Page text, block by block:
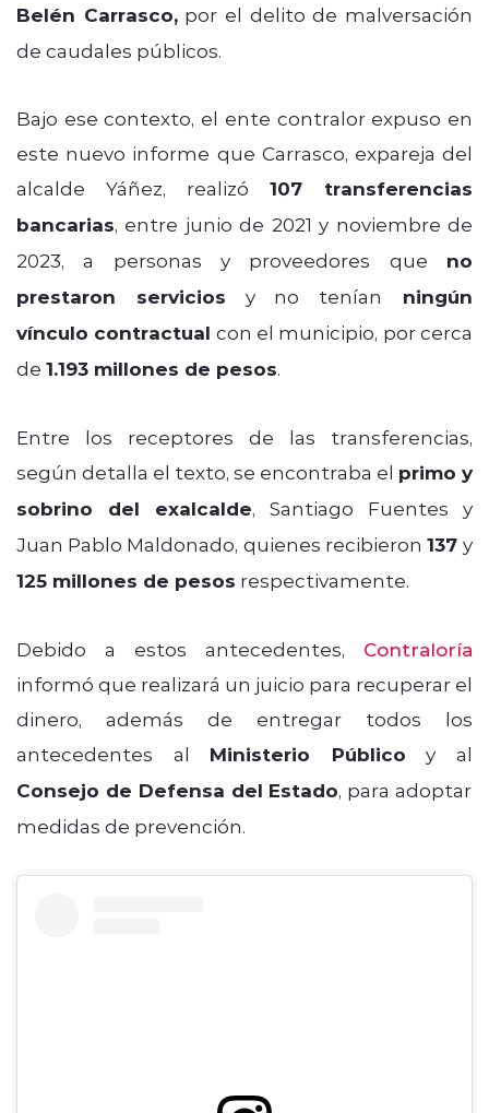
Belén Carrasco,por el delito de malversación
de caudales públicos.
Bajo ese contexto, el ente contralor expuso en
este nuevo informe que Carrasco, expareja del
alcalde Yáñez, realizó 107 transferencias
bancarias, entre junio de 2021 y noviembre de
2023, a personas y proveedores que no
prestaron servicios y no tenían
ningún
vínculo contractual con el municipio, por cerca
de 1.193 millones de pesos.
Entre los receptores de las transferencias,
según detalla el texto, se encontraba el primo y
sobrino del exalcalde, Santiago Fuentes y
Juan Pablo Maldonado, quienes recibieron 137y
125 millones de pesos respectivamente.
Debido a estos antecedentes, Contraloría
informó que realizará un juicio para recuperar el
dinero, además de entregar todos los
antecedentes al Ministerio Público y al
Consejo de Defensa del Estado, para adoptar
medidas de prevención.